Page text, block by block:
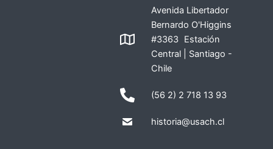
Avenida Libertador
Bernardo O'Higgins
#3363 Estación
Central | Santiago -
Chile
(56 2) 2 718 13 93
historia@usach.cl